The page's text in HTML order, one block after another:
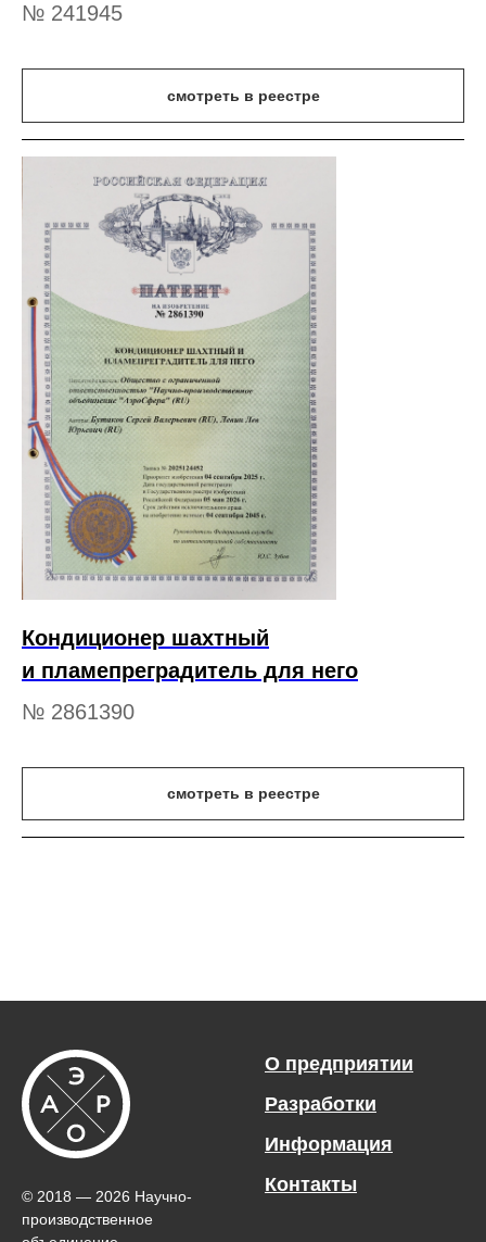
№ 241945
смотреть в реестре
Кондиционер шахтный
и пламепреградитель для него
№ 2861390
смотреть в реестре
© 2018 — 2026 Научно-
производственное
О предприятии
Разработки
Информация
Контакты